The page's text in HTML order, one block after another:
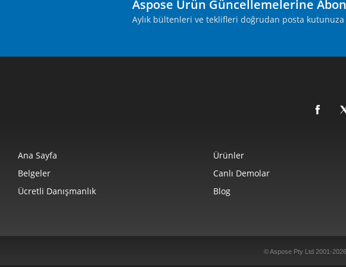
Aspose Ürün Güncellemelerine
Aylık bültenleri ve teklifleri doğrudan posta kutunuza
Ana Sayfa Ürünler
Belgeler
Canlı Demolar
Ücretli Danışmanlık
Blog
© Aspose Pty Ltd 2001-2026.